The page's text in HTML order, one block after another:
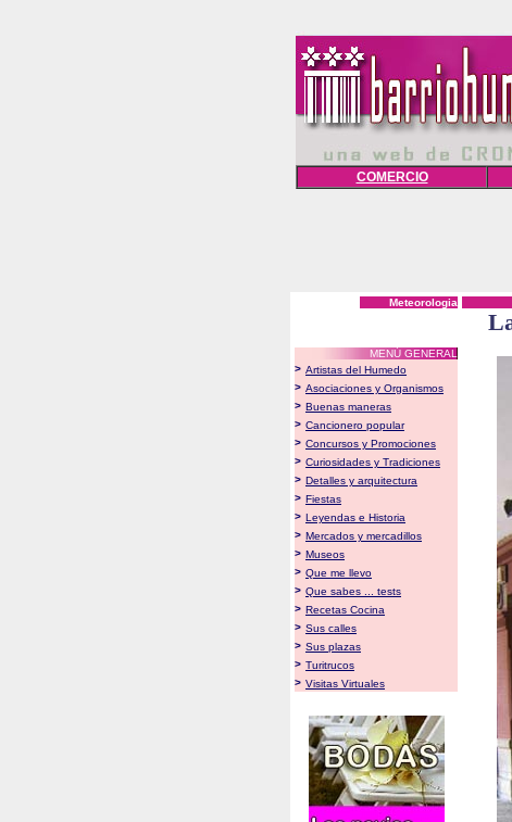
COMERCIO
Meteorologia
MENÚ GENERAL
> Artistas del Humedo
> Asociaciones y Organismos
> Buenas maneras
> Cancionero popular
> Concursos y Promociones
> Curiosidades y Tradiciones
> Detalles y arquitectura
> Fiestas
> Leyendas e Historia
> Mercados y mercadillos
> Museos
> Que me llevo
> Que sabes ... tests
> Recetas Cocina
> Sus calles
> Sus plazas
> Turitrucos
> Visitas Virtuales